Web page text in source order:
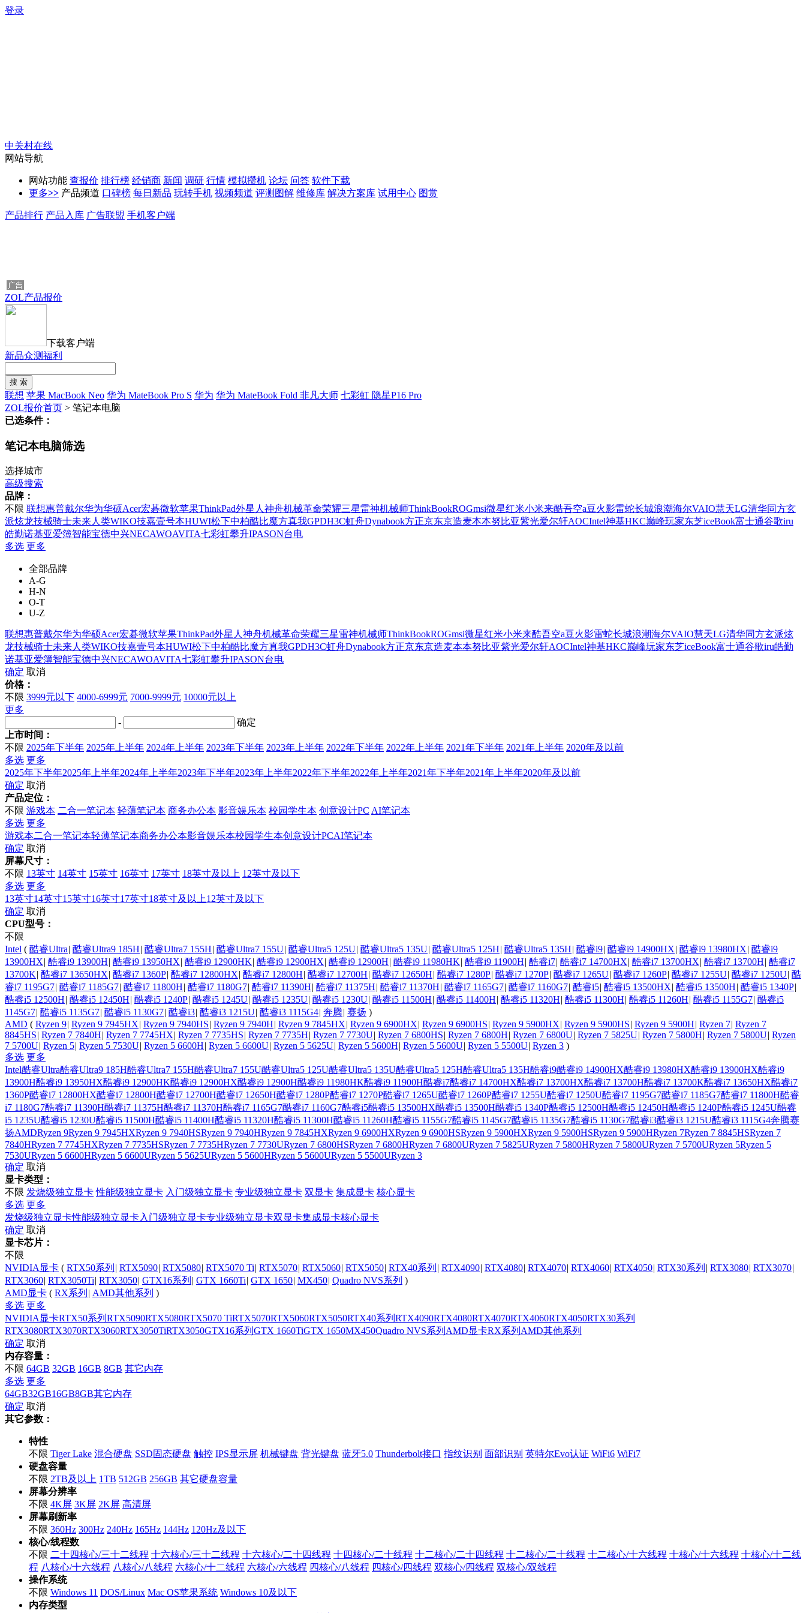
登录
中关村在线
网站导航
网站功能 查报价 排行榜 经销商 新闻 调研 行情 模拟攒机 论坛 问答 软件下载
更多>> 产品频道 口碑榜 每日新品 玩转手机 视频频道 评测图解 维修库 解决方案库 试用中心 图赏
产品排行 产品入库 广告联盟 手机客户端
ZOL产品报价
下载客户端
新品众测福利
联想 苹果 MacBook Neo 华为 MateBook Pro S 华为 华为 MateBook Fold 非凡大师 七彩虹 隐星P16 Pro
ZOL报价首页 > 笔记本电脑
已选条件：
笔记本电脑筛选
选择城市
高级搜索
品牌：
不限 联想惠普戴尔华为华硕Acer宏碁微软苹果ThinkPad外星人神舟机械革命荣耀三星雷神机械师ThinkBookROGmsi微星红米小米来酷吾空a豆火影雷蛇长城浪潮海尔VAIO慧天LG清华同方玄
派炫龙技械骑士未来人类WIKO技嘉壹号本HUWI松下中柏酷比魔方真我GPDH3C虹舟Dynabook方正京东京造麦本本努比亚紫光爱尔轩AOCIntel神基HKC巅峰玩家东芝iceBook富士通谷歌iru
皓勤诺基亚爱簿智能宝德中兴NECAWOAVITA七彩虹攀升IPASON台电
多选 更多
全部品牌
A-G
H-N
O-T
U-Z
联想惠普戴尔华为华硕Acer宏碁微软苹果ThinkPad外星人神舟机械革命荣耀三星雷神机械师ThinkBookROGmsi微星红米小米来酷吾空a豆火影雷蛇长城浪潮海尔VAIO慧天LG清华同方玄派炫
龙技械骑士未来人类WIKO技嘉壹号本HUWI松下中柏酷比魔方真我GPDH3C虹舟Dynabook方正京东京造麦本本努比亚紫光爱尔轩AOCIntel神基HKC巅峰玩家东芝iceBook富士通谷歌iru皓勤
诺基亚爱簿智能宝德中兴NECAWOAVITA七彩虹攀升IPASON台电
确定 取消
价格：
不限 3999元以下 4000-6999元 7000-9999元 10000元以上
更多
-
确定
上市时间：
不限 2025年下半年 2025年上半年 2024年上半年 2023年下半年 2023年上半年 2022年下半年 2022年上半年 2021年下半年 2021年上半年 2020年及以前
多选 更多
2025年下半年2025年上半年2024年上半年2023年下半年2023年上半年2022年下半年2022年上半年2021年下半年2021年上半年2020年及以前
确定 取消
产品定位：
不限 游戏本 二合一笔记本 轻薄笔记本 商务办公本 影音娱乐本 校园学生本 创意设计PC AI笔记本
多选 更多
游戏本二合一笔记本轻薄笔记本商务办公本影音娱乐本校园学生本创意设计PCAI笔记本
确定 取消
屏幕尺寸：
不限 13英寸 14英寸 15英寸 16英寸 17英寸 18英寸及以上 12英寸及以下
多选 更多
13英寸14英寸15英寸16英寸17英寸18英寸及以上12英寸及以下
确定 取消
CPU型号：
不限
Intel ( 酷睿Ultra| 酷睿Ultra9 185H| 酷睿Ultra7 155H| 酷睿Ultra7 155U| 酷睿Ultra5 125U| 酷睿Ultra5 135U| 酷睿Ultra5 125H| 酷睿Ultra5 135H| 酷睿i9| 酷睿i9 14900HX| 酷睿i9 13980HX| 酷睿i9
13900HX| 酷睿i9 13900H| 酷睿i9 13950HX| 酷睿i9 12900HK| 酷睿i9 12900HX| 酷睿i9 12900H| 酷睿i9 11980HK| 酷睿i9 11900H| 酷睿i7| 酷睿i7 14700HX| 酷睿i7 13700HX| 酷睿i7 13700H| 酷睿i7
13700K| 酷睿i7 13650HX| 酷睿i7 1360P| 酷睿i7 12800HX| 酷睿i7 12800H| 酷睿i7 12700H| 酷睿i7 12650H| 酷睿i7 1280P| 酷睿i7 1270P| 酷睿i7 1265U| 酷睿i7 1260P| 酷睿i7 1255U| 酷睿i7 1250U| 酷
睿i7 1195G7| 酷睿i7 1185G7| 酷睿i7 11800H| 酷睿i7 1180G7| 酷睿i7 11390H| 酷睿i7 11375H| 酷睿i7 11370H| 酷睿i7 1165G7| 酷睿i7 1160G7| 酷睿i5| 酷睿i5 13500HX| 酷睿i5 13500H| 酷睿i5 1340P|
酷睿i5 12500H| 酷睿i5 12450H| 酷睿i5 1240P| 酷睿i5 1245U| 酷睿i5 1235U| 酷睿i5 1230U| 酷睿i5 11500H| 酷睿i5 11400H| 酷睿i5 11320H| 酷睿i5 11300H| 酷睿i5 11260H| 酷睿i5 1155G7| 酷睿i5
1145G7| 酷睿i5 1135G7| 酷睿i5 1130G7| 酷睿i3| 酷睿i3 1215U| 酷睿i3 1115G4| 奔腾| 赛扬 )
AMD ( Ryzen 9| Ryzen 9 7945HX| Ryzen 9 7940HS| Ryzen 9 7940H| Ryzen 9 7845HX| Ryzen 9 6900HX| Ryzen 9 6900HS| Ryzen 9 5900HX| Ryzen 9 5900HS| Ryzen 9 5900H| Ryzen 7| Ryzen 7
8845HS| Ryzen 7 7840H| Ryzen 7 7745HX| Ryzen 7 7735HS| Ryzen 7 7735H| Ryzen 7 7730U| Ryzen 7 6800HS| Ryzen 7 6800H| Ryzen 7 6800U| Ryzen 7 5825U| Ryzen 7 5800H| Ryzen 7 5800U| Ryzen
7 5700U| Ryzen 5| Ryzen 5 7530U| Ryzen 5 6600H| Ryzen 5 6600U| Ryzen 5 5625U| Ryzen 5 5600H| Ryzen 5 5600U| Ryzen 5 5500U| Ryzen 3 )
多选 更多
Intel酷睿Ultra酷睿Ultra9 185H酷睿Ultra7 155H酷睿Ultra7 155U酷睿Ultra5 125U酷睿Ultra5 135U酷睿Ultra5 125H酷睿Ultra5 135H酷睿i9酷睿i9 14900HX酷睿i9 13980HX酷睿i9 13900HX酷睿i9
13900H酷睿i9 13950HX酷睿i9 12900HK酷睿i9 12900HX酷睿i9 12900H酷睿i9 11980HK酷睿i9 11900H酷睿i7酷睿i7 14700HX酷睿i7 13700HX酷睿i7 13700H酷睿i7 13700K酷睿i7 13650HX酷睿i7
1360P酷睿i7 12800HX酷睿i7 12800H酷睿i7 12700H酷睿i7 12650H酷睿i7 1280P酷睿i7 1270P酷睿i7 1265U酷睿i7 1260P酷睿i7 1255U酷睿i7 1250U酷睿i7 1195G7酷睿i7 1185G7酷睿i7 11800H酷睿
i7 1180G7酷睿i7 11390H酷睿i7 11375H酷睿i7 11370H酷睿i7 1165G7酷睿i7 1160G7酷睿i5酷睿i5 13500HX酷睿i5 13500H酷睿i5 1340P酷睿i5 12500H酷睿i5 12450H酷睿i5 1240P酷睿i5 1245U酷睿
i5 1235U酷睿i5 1230U酷睿i5 11500H酷睿i5 11400H酷睿i5 11320H酷睿i5 11300H酷睿i5 11260H酷睿i5 1155G7酷睿i5 1145G7酷睿i5 1135G7酷睿i5 1130G7酷睿i3酷睿i3 1215U酷睿i3 1115G4奔腾赛
扬AMDRyzen 9Ryzen 9 7945HXRyzen 9 7940HSRyzen 9 7940HRyzen 9 7845HXRyzen 9 6900HXRyzen 9 6900HSRyzen 9 5900HXRyzen 9 5900HSRyzen 9 5900HRyzen 7Ryzen 7 8845HSRyzen 7
7840HRyzen 7 7745HXRyzen 7 7735HSRyzen 7 7735HRyzen 7 7730URyzen 7 6800HSRyzen 7 6800HRyzen 7 6800URyzen 7 5825URyzen 7 5800HRyzen 7 5800URyzen 7 5700URyzen 5Ryzen 5
7530URyzen 5 6600HRyzen 5 6600URyzen 5 5625URyzen 5 5600HRyzen 5 5600URyzen 5 5500URyzen 3
确定 取消
显卡类型：
不限 发烧级独立显卡 性能级独立显卡 入门级独立显卡 专业级独立显卡 双显卡 集成显卡 核心显卡
多选 更多
发烧级独立显卡性能级独立显卡入门级独立显卡专业级独立显卡双显卡集成显卡核心显卡
确定 取消
显卡芯片：
不限
NVIDIA显卡 ( RTX50系列 | RTX5090| RTX5080| RTX5070 Ti| RTX5070| RTX5060| RTX5050| RTX40系列 | RTX4090| RTX4080| RTX4070| RTX4060| RTX4050| RTX30系列 | RTX3080| RTX3070|
RTX3060| RTX3050Ti| RTX3050| GTX16系列 | GTX 1660Ti| GTX 1650| MX450| Quadro NVS系列 )
AMD显卡 ( RX系列 | AMD其他系列 )
多选 更多
NVIDIA显卡RTX50系列 RTX5090RTX5080RTX5070 TiRTX5070RTX5060RTX5050RTX40系列 RTX4090RTX4080RTX4070RTX4060RTX4050RTX30系列
RTX3080RTX3070RTX3060RTX3050TiRTX3050GTX16系列 GTX 1660TiGTX 1650MX450Quadro NVS系列 AMD显卡RX系列 AMD其他系列
确定 取消
内存容量：
不限 64GB 32GB 16GB 8GB 其它内存
多选 更多
64GB32GB16GB8GB其它内存
确定 取消
其它参数：
特性
不限 Tiger Lake 混合硬盘 SSD固态硬盘 触控 IPS显示屏 机械键盘 背光键盘 蓝牙5.0 Thunderbolt接口 指纹识别 面部识别 英特尔Evo认证 WiFi6 WiFi7
硬盘容量
不限 2TB及以上 1TB 512GB 256GB 其它硬盘容量
屏幕分辨率
不限 4K屏 3K屏 2K屏 高清屏
屏幕刷新率
不限 360Hz 300Hz 240Hz 165Hz 144Hz 120Hz及以下
核心/线程数
不限 二十四核心/三十二线程 十六核心/三十二线程 十六核心/二十四线程 十四核心/二十线程 十二核心/二十四线程 十二核心/二十线程 十二核心/十六线程 十核心/十六线程 十核心/十二线
程 八核心/十六线程 八核心/八线程 六核心/十二线程 六核心/六线程 四核心/八线程 四核心/四线程 双核心/四线程 双核心/双线程
操作系统
不限 Windows 11 DOS/Linux Mac OS苹果系统 Windows 10及以下
内存类型